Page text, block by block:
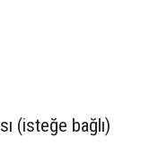
(isteğe bağlı)